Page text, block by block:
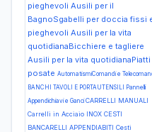
pieghevoli Ausili per il
BagnoSgabelli per doccia fissi
pieghevoli Ausili per la vita
quotidianaBicchiere e tagliere
Ausili per la vita quotidianaPiatti
posate AutomatismiComandi e
BANCHI TAVOLI E PORTAUTENSILI Pannelli
Appendichiavi e GanciCARRELLI MANUALI
Carrelli in Acciaio INOX CESTI
BANCARELLI APPENDIABITI Cesti